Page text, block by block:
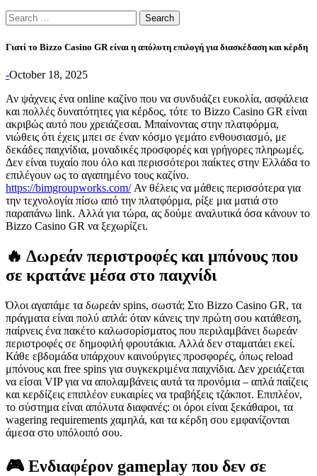
Search
for:
Γιατί το Bizzo Casino GR είναι η απόλυτη επιλογή για διασκέδαση και κέρδη
-October 18, 2025
Αν ψάχνεις ένα online καζίνο που να συνδυάζει ευκολία, ασφάλεια
και πολλές δυνατότητες για κέρδος, τότε το Bizzo Casino GR είναι
ακριβώς αυτό που χρειάζεσαι. Μπαίνοντας στην πλατφόρμα,
νιώθεις ότι έχεις μπει σε έναν κόσμο γεμάτο ενθουσιασμό, με
δεκάδες παιχνίδια, μοναδικές προσφορές και γρήγορες πληρωμές.
Δεν είναι τυχαίο που όλο και περισσότεροι παίκτες στην Ελλάδα το
επιλέγουν ως το αγαπημένο τους καζίνο.
https://bimgroupworks.com/Αν θέλεις να μάθεις περισσότερα για
την τεχνολογία πίσω από την πλατφόρμα, ρίξε μια ματιά στο
παραπάνω link. Αλλά για τώρα, ας δούμε αναλυτικά όσα κάνουν το
Bizzo Casino GR να ξεχωρίζει.
🔥 Δωρεάν περιστροφές και μπόνους που
σε κρατάνε μέσα στο παιχνίδι
Όλοι αγαπάμε τα δωρεάν spins, σωστά; Στο Bizzo Casino GR, τα
πράγματα είναι πολύ απλά: όταν κάνεις την πρώτη σου κατάθεση,
παίρνεις ένα πακέτο καλωσορίσματος που περιλαμβάνει δωρεάν
περιστροφές σε δημοφιλή φρουτάκια. Αλλά δεν σταματάει εκεί.
Κάθε εβδομάδα υπάρχουν καινούργιες προσφορές, όπως reload
μπόνους και free spins για συγκεκριμένα παιχνίδια. Δεν χρειάζεται
να είσαι VIP για να απολαμβάνεις αυτά τα προνόμια – απλά παίζεις
και κερδίζεις επιπλέον ευκαιρίες να τραβήξεις τζάκποτ. Επιπλέον,
το σύστημα είναι απόλυτα διαφανές: οι όροι είναι ξεκάθαροι, τα
wagering requirements χαμηλά, και τα κέρδη σoυ εμφανίζονται
άμεσα στο υπόλοιπό σου.
🎮 Ενδιαφέρον gameplay που δεν σε